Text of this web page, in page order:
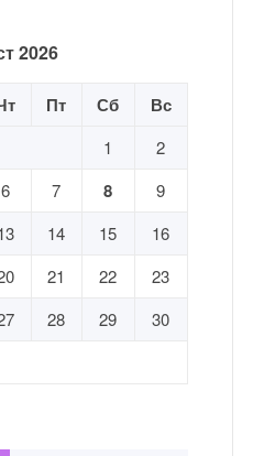
2026
Пт Сб Вс
1
2
6 7 8
9
14 15
16
21 22
23
28 29
30